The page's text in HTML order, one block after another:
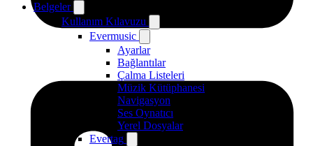
Belgeler
Kullanım Kılavuzu
Evermusic
Ayarlar
Bağlantılar
Çalma Listeleri
Müzik Kütüphanesi
Navigasyon
Ses Oynatıcı
Yerel Dosyalar
Evertag